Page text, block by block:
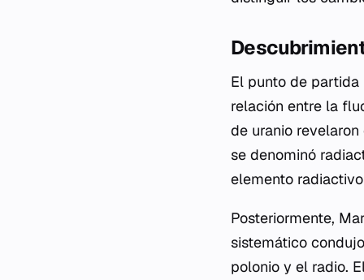
El punto de
relación entre la
de uranio
se denominó
elemento
Posteriormente,
sistemático
polonio y el radio.